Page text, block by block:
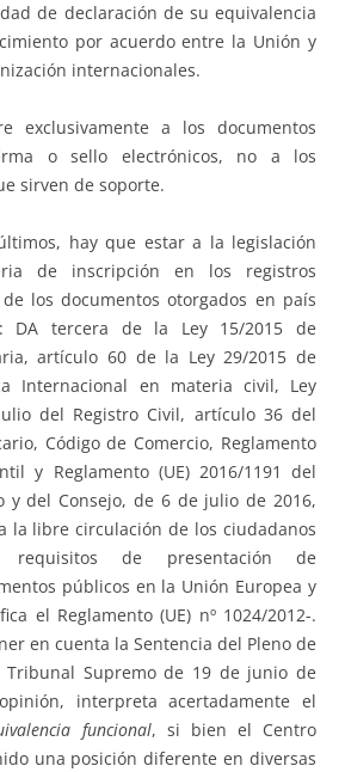
de declaración de su equivalencia
por acuerdo entre la Unión y
internacionales.
exclusivamente a los documentos
o sello electrónicos, no a los
sirven de soporte.
hay que estar a la legislación
de inscripción en los registros
los documentos otorgados en país
DA tercera de la Ley 15/2015 de
artículo 60 de la Ley 29/2015 de
Internacional en materia civil, Ley
del Registro Civil, artículo 36 del
Código de Comercio, Reglamento
y Reglamento (UE) 2016/1191 del
y del Consejo, de 6 de julio de 2016,
la libre circulación de los ciudadanos
requisitos de presentación de
públicos en la Unión Europea y
el Reglamento (UE) nº 1024/2012-.
en cuenta la Sentencia del Pleno de
Tribunal Supremo de 19 de junio de
interpreta acertadamente el
funcional, si bien el Centro
una posición diferente en diversas